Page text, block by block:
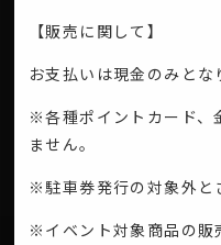
【販売に関して】
お支払いは現金のみとな
※各種ポイントカード、
ません。
※駐車券発行の対象外と
※イベント対象商品の販